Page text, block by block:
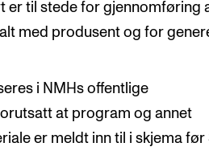
er til stede for gjennomføring
med produsent og for
i NMHs offentlige
at program og annet
er meldt inn til i skjema før